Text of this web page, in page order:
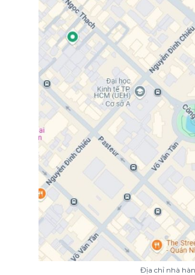
Địa chỉ nhà